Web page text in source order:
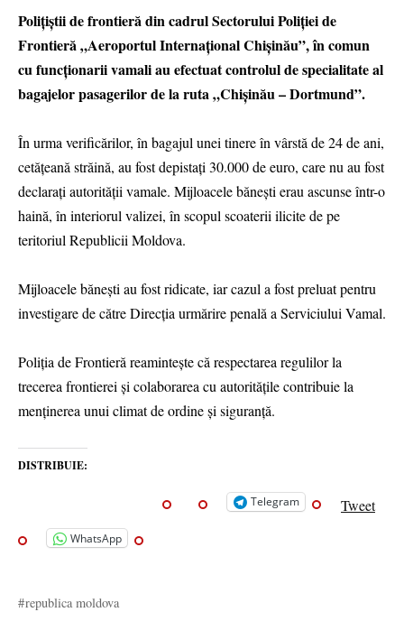
Polițiștii de frontieră din cadrul Sectorului Poliției de
Frontieră „Aeroportul Internațional Chișinău”, în comun
cu funcționarii vamali au efectuat controlul de specialitate al
bagajelor pasagerilor de la ruta „Chișinău – Dortmund”.
În urma verificărilor, în bagajul unei tinere în vârstă de 24 de ani,
cetățeană străină, au fost depistați 30.000 de euro, care nu au fost
declarați autorității vamale. Mijloacele bănești erau ascunse într-o
haină, în interiorul valizei, în scopul scoaterii ilicite de pe
teritoriul Republicii Moldova.
Mijloacele bănești au fost ridicate, iar cazul a fost preluat pentru
investigare de către Direcția urmărire penală a Serviciului Vamal.
Poliția de Frontieră reamintește că respectarea regulilor la
trecerea frontierei și colaborarea cu autoritățile contribuie la
menținerea unui climat de ordine și siguranță.
DISTRIBUIE:
Telegram Tweet
WhatsApp
republica moldova